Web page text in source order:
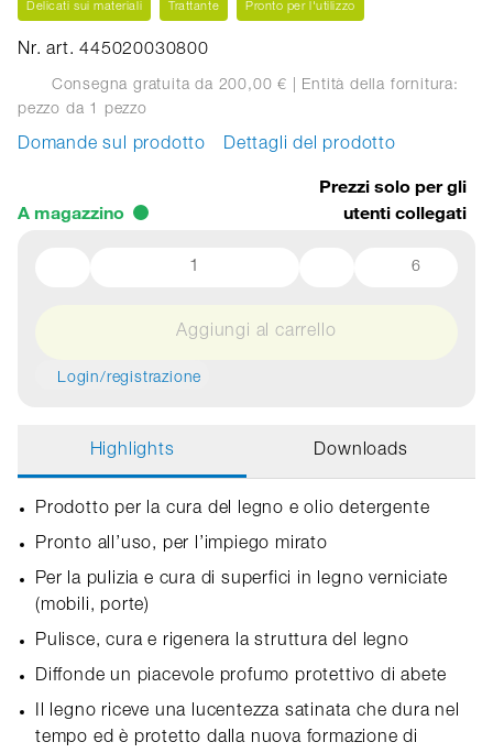
Delicati sui materiali Trattante Pronto per l'utilizzo
Nr. art. 445020030800
Consegna gratuita da 200,00 € | Entità della fornitura:
pezzo da 1 pezzo
Domande sul prodotto Dettagli del prodotto
A magazzino
Prezzi solo per gli
utenti collegati
6
Aggiungi al carrello
Login/registrazione
Highlights Downloads
Prodotto per la cura del legno e olio detergente
Pronto all’uso, per l’impiego mirato
Per la pulizia e cura di superfici in legno verniciate
(mobili, porte)
Pulisce, cura e rigenera la struttura del legno
Diffonde un piacevole profumo protettivo di abete
Il legno riceve una lucentezza satinata che dura nel
tempo ed è protetto dalla nuova formazione di